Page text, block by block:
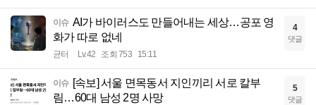
이슈 AI가 바이러스도 만들어내는 세상…공포 영
화가 따로 없네
균터 Lv.42 조회 753 15:11
4
댓글
이슈 [속보] 서울 면목동서 지인끼리 서로 칼부
림…60대 남성 2명 사망
5
댓글